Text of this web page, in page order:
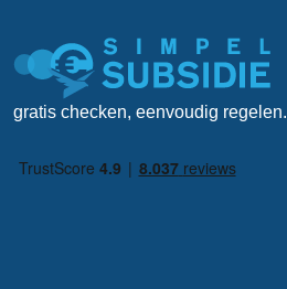
gratis checken, eenvoudig regelen.